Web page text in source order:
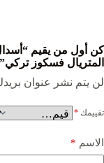
كن أول من يقيم
المتريال فسكوز تركي”
لن يتم نشر عنوان
تقييمك *
الاسم *